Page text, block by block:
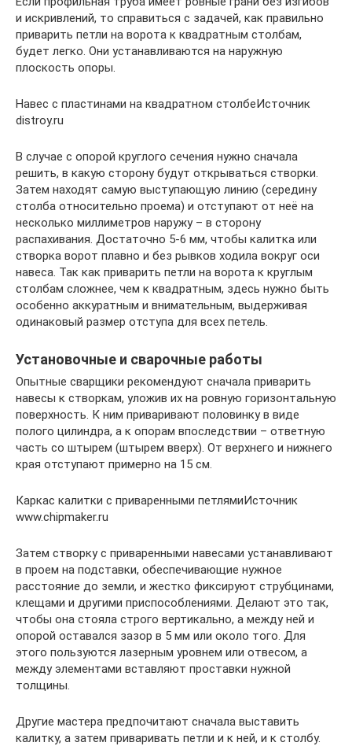
и искривлений, то справиться с задачей, как правильно
приварить петли на ворота к квадратным столбам,
будет легко. Они устанавливаются на наружную
плоскость опоры.
Навес с пластинами на квадратном столбеИсточник
distroy.ru
В случае с опорой круглого сечения нужно сначала
решить, в какую сторону будут открываться створки.
Затем находят самую выступающую линию (середину
столба относительно проема) и отступают от неё на
несколько миллиметров наружу – в сторону
распахивания. Достаточно 5-6 мм, чтобы калитка или
створка ворот плавно и без рывков ходила вокруг оси
навеса. Так как приварить петли на ворота к круглым
столбам сложнее, чем к квадратным, здесь нужно быть
особенно аккуратным и внимательным, выдерживая
одинаковый размер отступа для всех петель.
Установочные и сварочные работы
Опытные сварщики рекомендуют сначала приварить
навесы к створкам, уложив их на ровную горизонтальную
поверхность. К ним приваривают половинку в виде
полого цилиндра, а к опорам впоследствии – ответную
часть со штырем (штырем вверх). От верхнего и нижнего
края отступают примерно на 15 см.
Каркас калитки с приваренными петлямиИсточник
www.chipmaker.ru
Затем створку с приваренными навесами устанавливают
в проем на подставки, обеспечивающие нужное
расстояние до земли, и жестко фиксируют струбцинами,
клещами и другими приспособлениями. Делают это так,
чтобы она стояла строго вертикально, а между ней и
опорой оставался зазор в 5 мм или около того. Для
этого пользуются лазерным уровнем или отвесом, а
между элементами вставляют проставки нужной
толщины.
Другие мастера предпочитают сначала выставить
калитку, а затем приваривать петли и к ней, и к столбу.